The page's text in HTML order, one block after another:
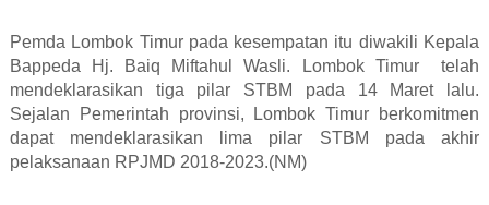
Pemda Lombok Timur pada kesempatan itu diwakili Kepala
Bappeda Hj. Baiq Miftahul Wasli. Lombok Timur telah
mendeklarasikan tiga pilar STBM pada 14 Maret lalu.
Sejalan Pemerintah provinsi, Lombok Timur berkomitmen
dapat mendeklarasikan lima pilar STBM pada akhir
pelaksanaan RPJMD 2018-2023.(NM)